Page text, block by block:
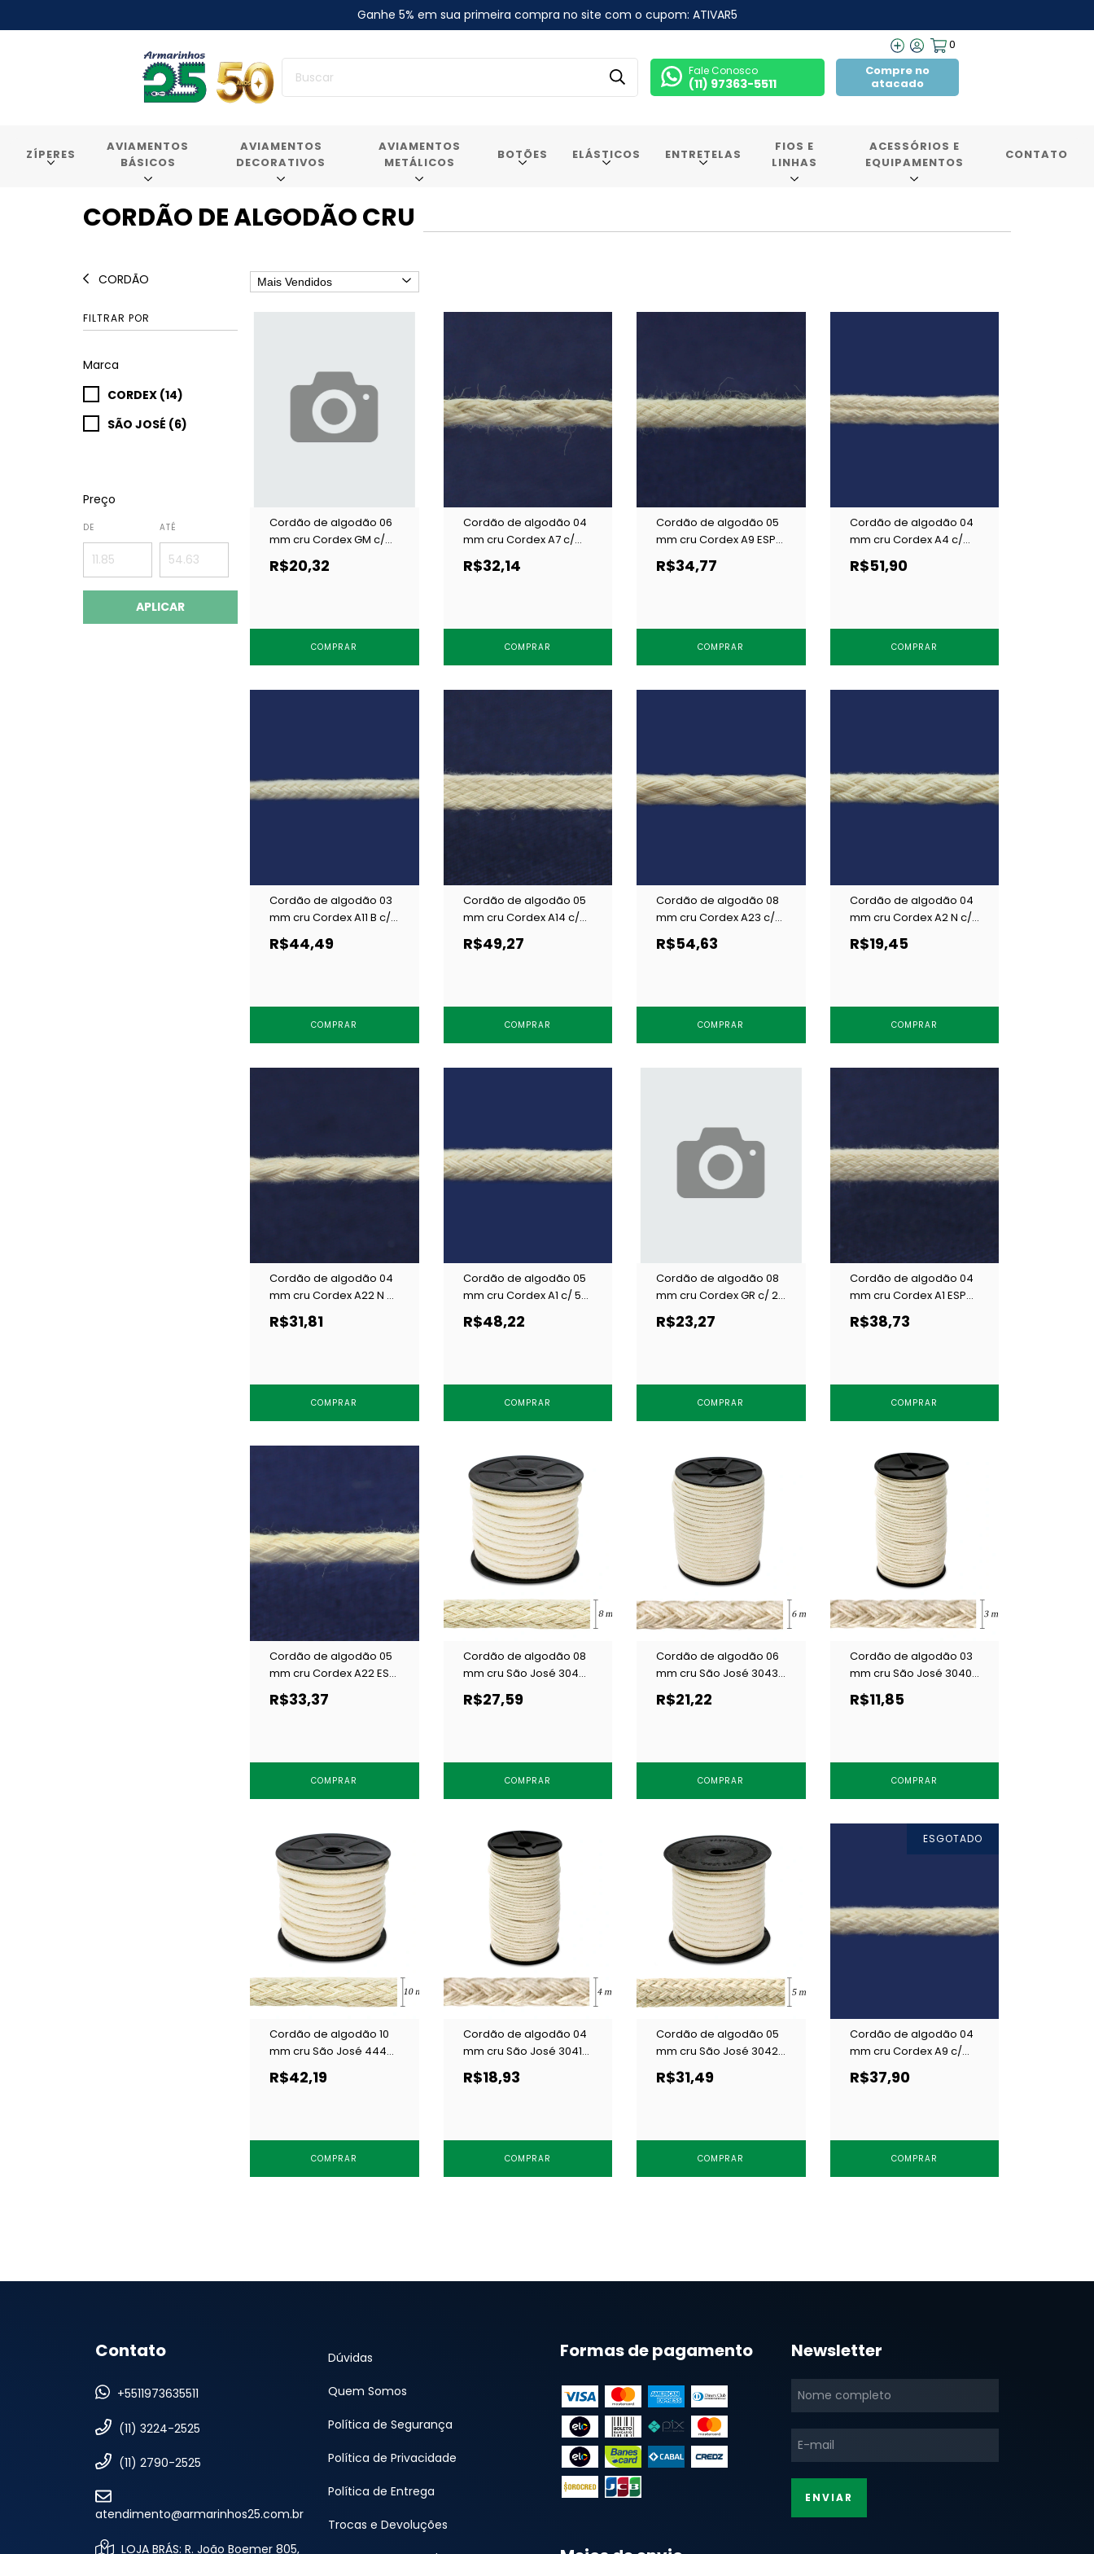
Ganhe 5% em sua primeira compra no site com o cupom: ATIVAR5
0
Fale Conosco
(11) 97363-5511
Compre no
atacado
ZÍPERES
AVIAMENTOS
BÁSICOS
AVIAMENTOS
DECORATIVOS
AVIAMENTOS
METÁLICOS
BOTÕES ELÁSTICOS ENTRETELAS
FIOS E
LINHAS
ACESSÓRIOS E
EQUIPAMENTOS
CONTATO
CORDÃO DE ALGODÃO CRU
CORDÃO
FILTRAR POR
Marca
CORDEX (14)
SÃO JOSÉ (6)
Preço
DE ATÉ
APLICAR
Cordão de algodão 06
mm cru Cordex GM c/
20 m
R$20,32
COMPRAR
Cordão de algodão 04
mm cru Cordex A7 c/
100 m
R$32,14
COMPRAR
Cordão de algodão 05
mm cru Cordex A9 ESP
c/ 50 m
R$34,77
COMPRAR
Cordão de algodão 04
mm cru Cordex A4 c/
100 m
R$51,90
COMPRAR
Cordão de algodão 03
mm cru Cordex A11 B c/
200 m
R$44,49
COMPRAR
Cordão de algodão 05
mm cru Cordex A14 c/
100 m
R$49,27
COMPRAR
Cordão de algodão 08
mm cru Cordex A23 c/
50 m
R$54,63
COMPRAR
Cordão de algodão 04
mm cru Cordex A2 N c/
50 m
R$19,45
COMPRAR
Cordão de algodão 04
mm cru Cordex A22 N c/
50 m
R$31,81
COMPRAR
Cordão de algodão 05
mm cru Cordex A1 c/ 50
R$48,22
COMPRAR
Cordão de algodão 08
mm cru Cordex GR c/ 20
R$23,27
COMPRAR
Cordão de algodão 04
mm cru Cordex A1 ESP
c/ 50 m
R$38,73
COMPRAR
Cordão de algodão 05
mm cru Cordex A22 ESP
c/ 50 m
R$33,37
COMPRAR
Cordão de algodão 08
mm cru São José 3044
c/ 20 m
R$27,59
COMPRAR
Cordão de algodão 06
mm cru São José 3043
c/ 20 m
R$21,22
COMPRAR
Cordão de algodão 03
mm cru São José 3040
c/ 50 m
R$11,85
COMPRAR
Cordão de algodão 10
mm cru São José 4445
c/ 20 m
R$42,19
COMPRAR
Cordão de algodão 04
mm cru São José 3041
c/ 50 m
R$18,93
COMPRAR
Cordão de algodão 05
mm cru São José 3042
c/ 50 m
R$31,49
COMPRAR
ESGOTADO
Cordão de algodão 04
mm cru Cordex A9 c/
100 m
R$37,90
COMPRAR
Contato
+5511973635511
(11) 3224-2525
(11) 2790-2525
atendimento@armarinhos25.com.br
LOJA BRÁS: R. João Boemer 805,
Dúvidas
Quem Somos
Política de Segurança
Política de Privacidade
Política de Entrega
Trocas e Devoluções
Formas de pagamento Newsletter